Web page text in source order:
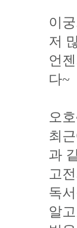
이
저
언
다~
오
최
과
고
독
알